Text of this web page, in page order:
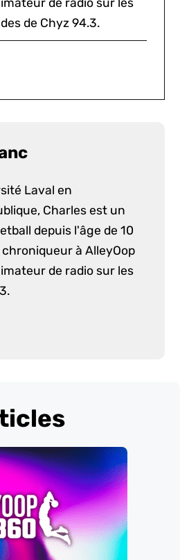
de radio sur les
de Chyz 94.3.
Laval en
Charles est un
depuis l'âge de 10
à AlleyOop
de radio sur les